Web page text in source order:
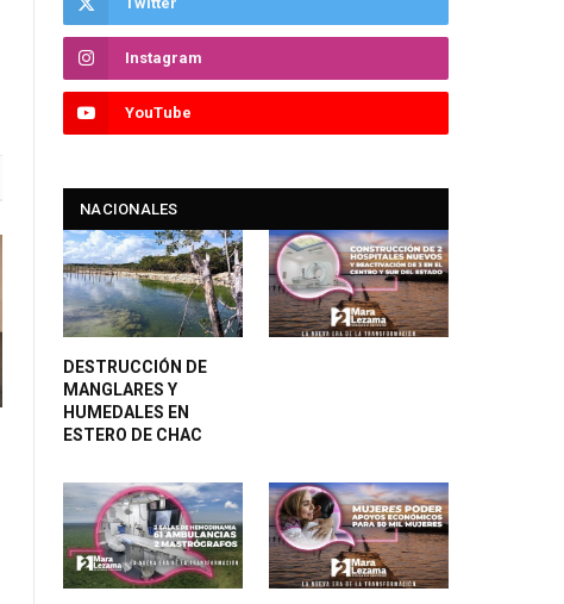
Instagram
YouTube
NACIONALES
DESTRUCCIÓN DE
MANGLARES Y
HUMEDALES EN
ESTERO DE CHAC